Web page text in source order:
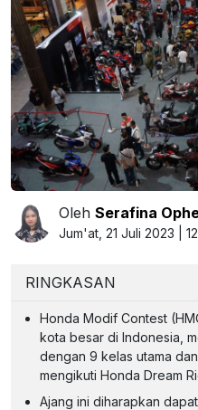
Oleh Serafina
Jum'at, 21 Juli 2023 |
RINGKASAN
Honda Modif Contest
kota besar di Indonesia,
dengan 9 kelas utama
mengikuti Honda Dream
Ajang ini diharapkan